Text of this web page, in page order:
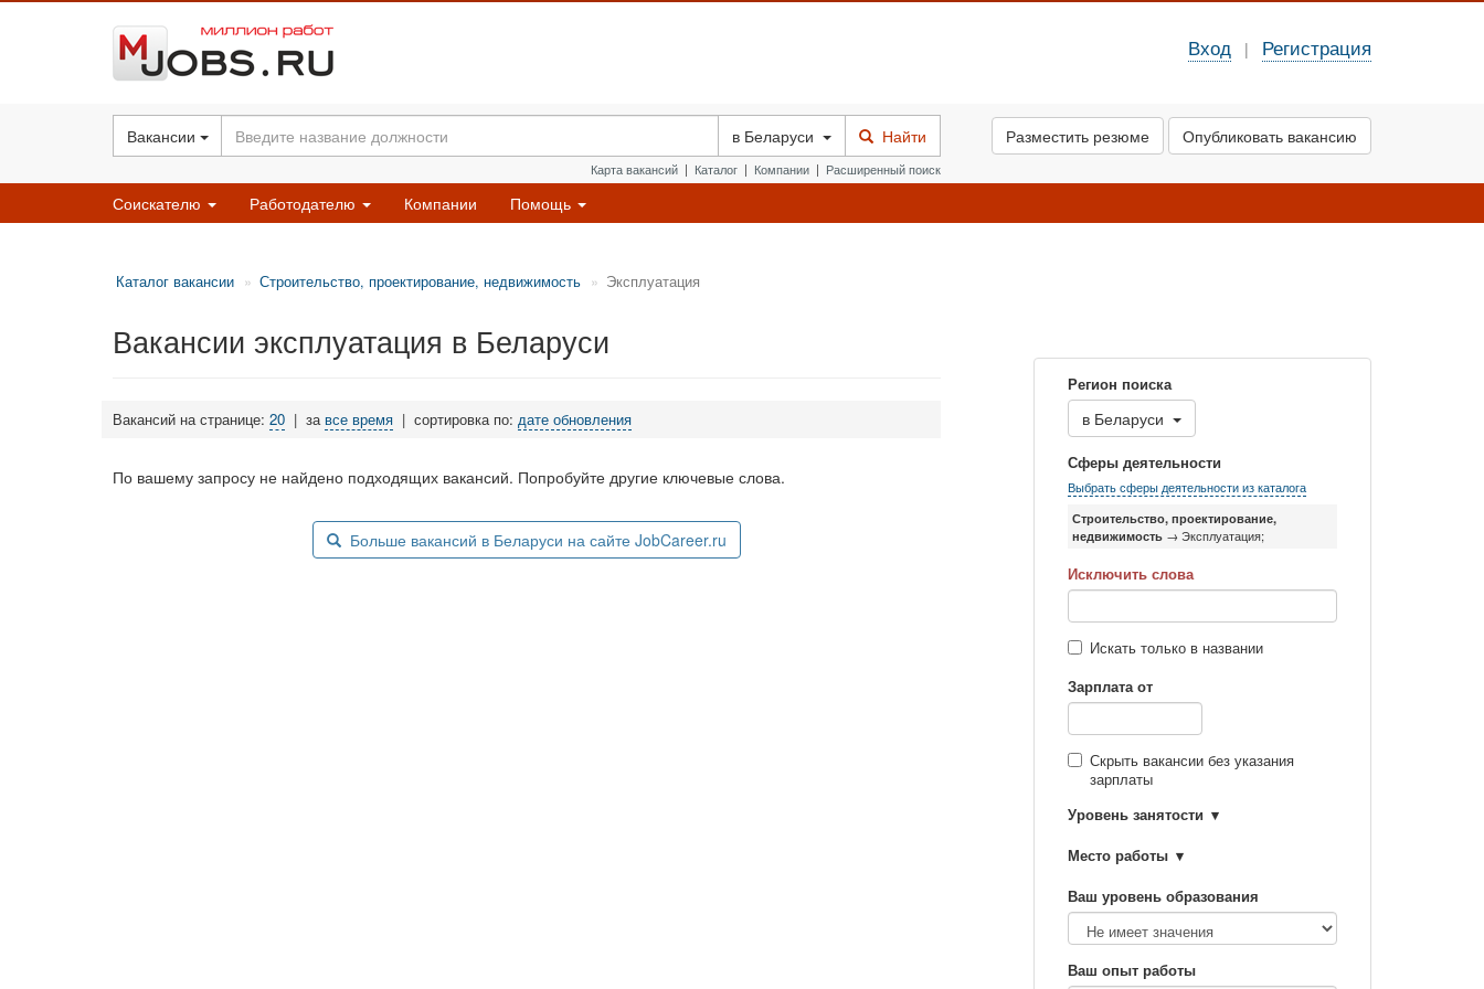
Вход | Регистрация
Вакансии в Беларуси Найти
Карта вакансий | Каталог | Компании | Расширенный поиск
Разместить резюме Опубликовать вакансию
Соискателю Работодателю Компании Помощь
Каталог вакансии Строительство, проектирование, недвижимость Эксплуатация
Вакансии эксплуатация в Беларуси
Вакансий на странице: 20 | за все время | сортировка по: дате обновления
По вашему запросу не найдено подходящих вакансий. Попробуйте другие ключевые слова.
Больше вакансий в Беларуси на сайте JobCareer.ru
Регион поиска
в Беларуси
Сферы деятельности
Выбрать сферы деятельности из каталога
Строительство, проектирование,
недвижимость → Эксплуатация;
Исключить слова
Искать только в названии
Зарплата от
Скрыть вакансии без указания
зарплаты
Уровень занятости
Место работы
Ваш уровень образования
Ваш опыт работы